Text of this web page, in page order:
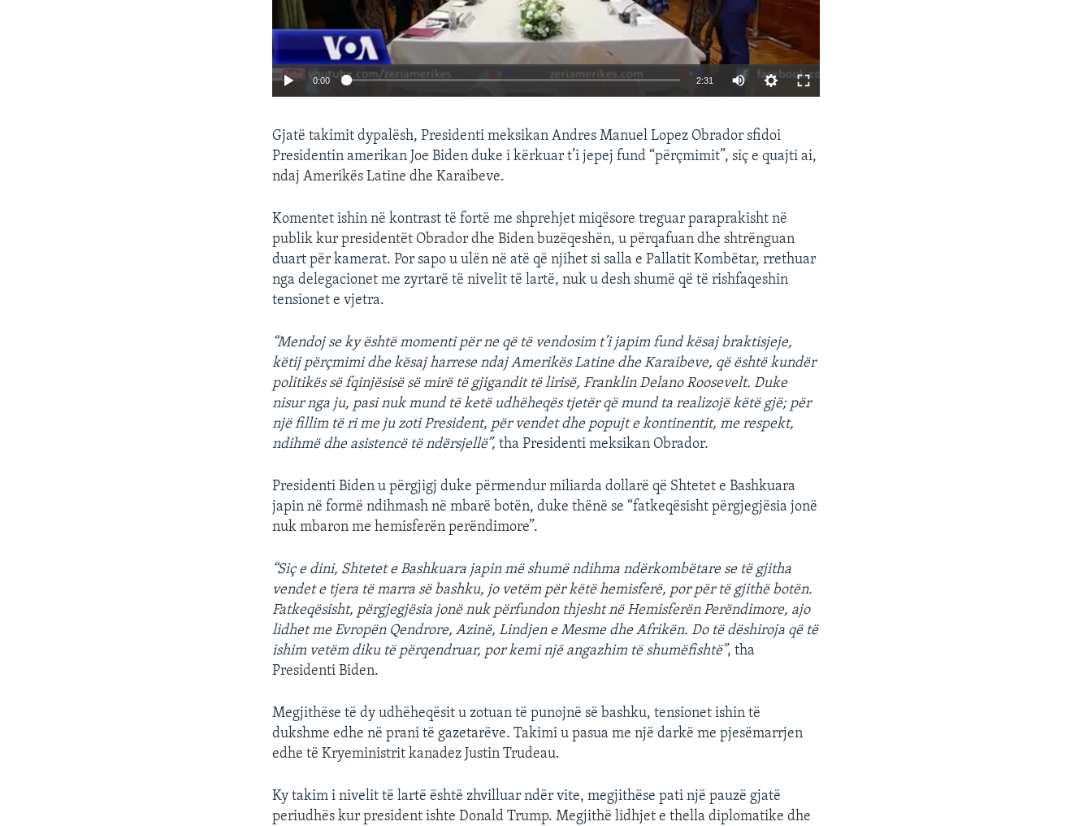
EMBED SHARE
0:00 2:31
Gjatë takimit dypalësh, Presidenti meksikan Andres Manuel Lopez Obrador sfidoi
Presidentin amerikan Joe Biden duke i kërkuar t’i jepej fund “përçmimit”, siç e quajti ai,
ndaj Amerikës Latine dhe Karaibeve.
Komentet ishin në kontrast të fortë me shprehjet miqësore treguar paraprakisht në
publik kur presidentët Obrador dhe Biden buzëqeshën, u përqafuan dhe shtrënguan
duart për kamerat. Por sapo u ulën në atë që njihet si salla e Pallatit Kombëtar, rrethuar
nga delegacionet me zyrtarë të nivelit të lartë, nuk u desh shumë që të rishfaqeshin
tensionet e vjetra.
“Mendoj se ky është momenti për ne që të vendosim t’i japim fund kësaj braktisjeje,
këtij përçmimi dhe kësaj harrese ndaj Amerikës Latine dhe Karaibeve, që është kundër
politikës së fqinjësisë së mirë të gjigandit të lirisë, Franklin Delano Roosevelt. Duke
nisur nga ju, pasi nuk mund të ketë udhëheqës tjetër që mund ta realizojë këtë gjë; për
një fillim të ri me ju zoti President, për vendet dhe popujt e kontinentit, me respekt,
ndihmë dhe asistencë të ndërsjellë”,tha Presidenti meksikan Obrador.
Presidenti Biden u përgjigj duke përmendur miliarda dollarë që Shtetet e Bashkuara
japin në formë ndihmash në mbarë botën, duke thënë se “fatkeqësisht përgjegjësia jonë
nuk mbaron me hemisferën perëndimore”.
“Siç e dini, Shtetet e Bashkuara japin më shumë ndihma ndërkombëtare se të gjitha
vendet e tjera të marra së bashku, jo vetëm për këtë hemisferë, por për të gjithë botën.
Fatkeqësisht, përgjegjësia jonë nuk përfundon thjesht në Hemisferën Perëndimore, ajo
lidhet me Evropën Qendrore, Azinë, Lindjen e Mesme dhe Afrikën. Do të dëshiroja që të
ishim vetëm diku të përqendruar, por kemi një angazhim të shumëfishtë”, tha
Presidenti Biden.
Megjithëse të dy udhëheqësit u zotuan të punojnë së bashku, tensionet ishin të
dukshme edhe në prani të gazetarëve. Takimi u pasua me një darkë me pjesëmarrjen
edhe të Kryeministrit kanadez Justin Trudeau.
Ky takim i nivelit të lartë është zhvilluar ndër vite, megjithëse pati një pauzë gjatë
periudhës kur president ishte Donald Trump. Megjithë lidhjet e thella diplomatike dhe